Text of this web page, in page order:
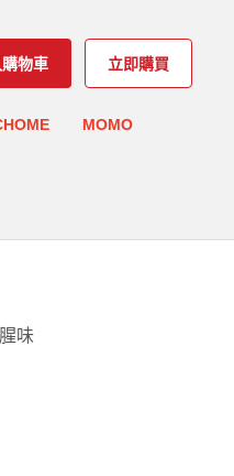
物車 立即購買
MOMO
味